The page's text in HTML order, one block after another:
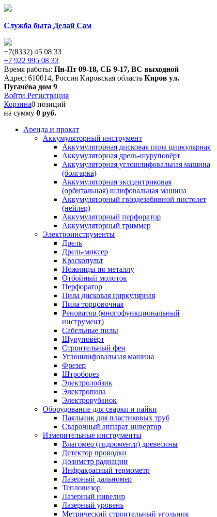
Служба быта Делай Сам
+7(8332) 45 08 33
+7 922 995 08 33
Время работы: Пн-Пт 09-18, СБ 9-17, ВС выходной
Адрес: 610014, Россия Кировская область Киров ул.
Пугачёва дом 9
Войти Регистрация
Корзина0 позиций
на сумму 0 руб.
Аренда и прокат
Аккумуляторный инструмент
Аккумуляторная дисковая пила циркулярная
Аккумуляторная дрель-шуруповёрт
Аккумуляторная углошлифовальная машина
(болгарка)
Аккумуляторная эксцентриковая
(орбитальная) шлифовальная машина
Аккумуляторный гвоздезабивной пистолет
(нейлер)
Аккумуляторный перфоратор
Аккумуляторный триммер
Электроинструменты
Дрель
Дрель-миксер
Краскопульт
Ножницы по металлу
Отбойный молоток
Перфоратор
Пила дисковая циркулярная
Пила торцовочная
Реноватор (многофункциональный
инструмент)
Сабельные пилы
Шуруповёрт
Строительный фен
Углошлифовальная машина
Фрезер
Штроборез
Электролобзик
Электропила
Электрорубанок
Оборудование для сварки и пайки
Паяльник для пластиковых труб
Сварочный аппарат инвертор
Измерительные инструменты
Влагомер (гидроментр) древесины
Детектор проводки
Дозиметр радиации
Инфракрасный термометр
Лазерный дальномер
Тепловизор
Лазерный нивелир
Лазерный уровень
Метрический строительный угольник